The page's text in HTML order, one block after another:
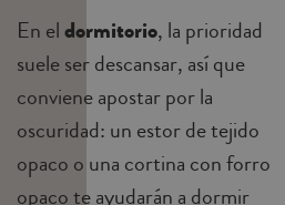
En eldormitorio, la prioridad
suele ser descansar, así que
conviene apostar por la
oscuridad: un estor de tejido
opaco o una cortina con forro
opaco te ayudarán a dormir